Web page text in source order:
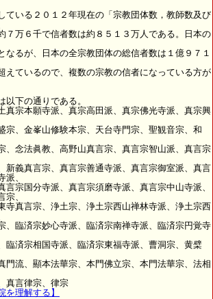
いる２０１２年現在の「宗教団体数，教師数及び
万６千で信者数は約８５１３万人である。日本の
るが、日本の全宗教団体の総信者数は１億９７１
ているので、複数の宗教の信者になっている方が
下の通りである。
本願寺派、真宗高田派、真宗佛光寺派、真宗興
金峯山修験本宗、天台寺門宗、聖観音宗、和
法眞教、高野山真言宗、真言宗智山派、真言宗
真言宗、真言宗善通寺派、真言宗御室派、真言
派、
国分寺派、真言宗須磨寺派、真言宗中山寺派、
宗、
言宗、浄土宗、浄土宗西山禅林寺派、浄土宗西
済宗妙心寺派、臨済宗南禅寺派、臨済宗円覚寺
宗相国寺派、臨済宗東福寺派、曹洞宗、黄檗
、顯本法華宗、本門佛立宗、本門法華宗、法相
言律宗、律宗
を理解する】